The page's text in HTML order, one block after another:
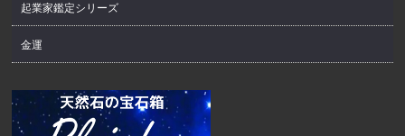
起業家鑑定シリーズ
金運